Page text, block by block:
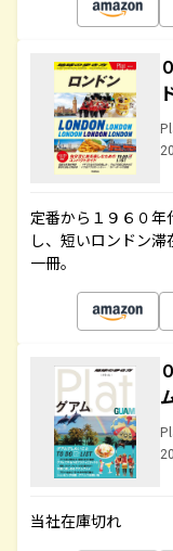
定番から１９６０
し、短いロンドン
一冊。
当社在庫切れ